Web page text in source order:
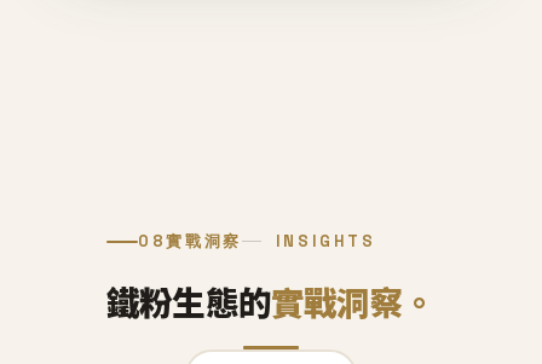
08實戰洞察 INSIGHTS
鐵粉生態的實戰洞察。